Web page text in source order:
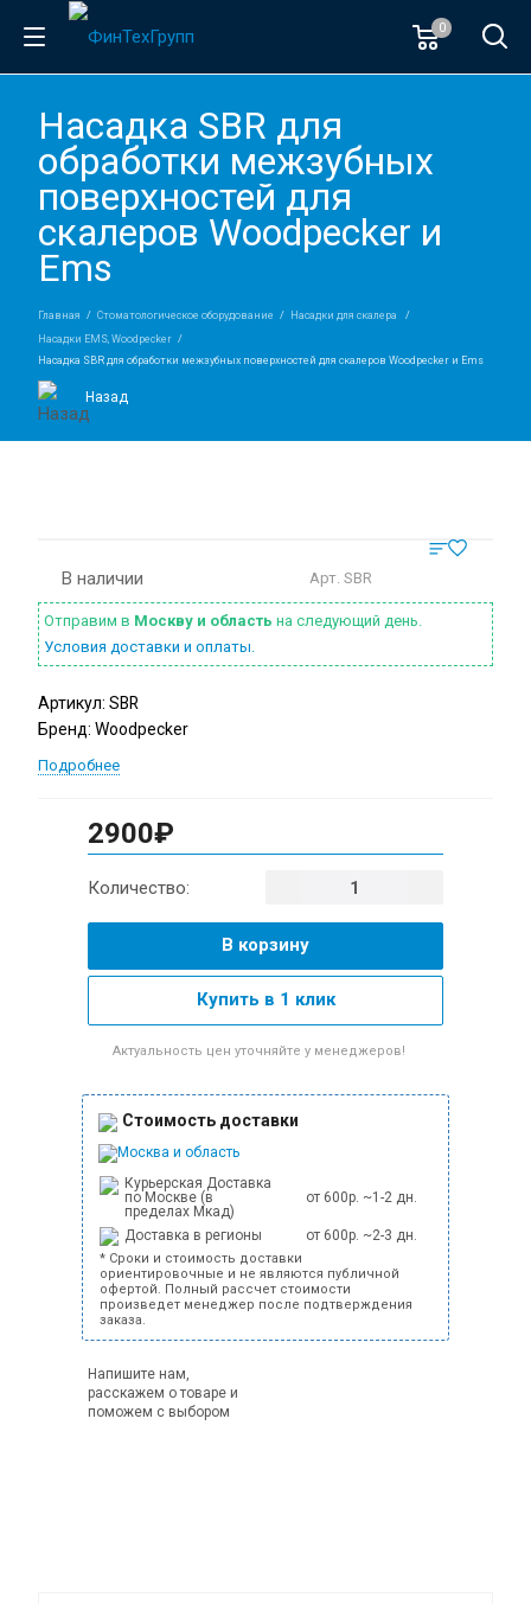
0
Насадка SBR для
обработки межзубных
поверхностей для
скалеров Woodpecker и
Ems
Главная Стоматологическое оборудование
Насадки для скалера
Насадки EMS, Woodpecker
Насадка SBR для обработки межзубных поверхностей для скалеров Woodpecker и Ems
Назад
В наличии Арт. SBR
Отправим в Москву и область на следующий день.
Условия доставки и оплаты.
Артикул: SBR
Бренд: Woodpecker
Подробнее
2900₽
Количество:
В корзину
Купить в 1 клик
Актуальность цен уточняйте у менеджеров!
Стоимость доставки
Москва и область
Курьерская Доставка
по Москве (в
пределах Мкад)
от 600р. ~1-2 дн.
Доставка в регионы от 600р. ~2-3 дн.
* Сроки и стоимость доставки
ориентировочные и не являются публичной
офертой. Полный рассчет стоимости
произведет менеджер после подтверждения
заказа.
Напишите нам,
расскажем о товаре и
поможем с выбором